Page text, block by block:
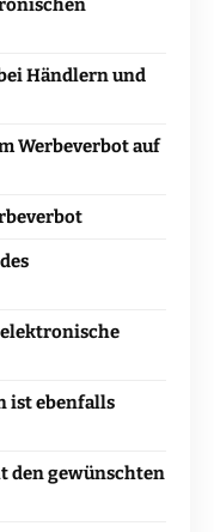
Händlern und
Werbeverbot auf
ist ebenfalls
den gewünschten